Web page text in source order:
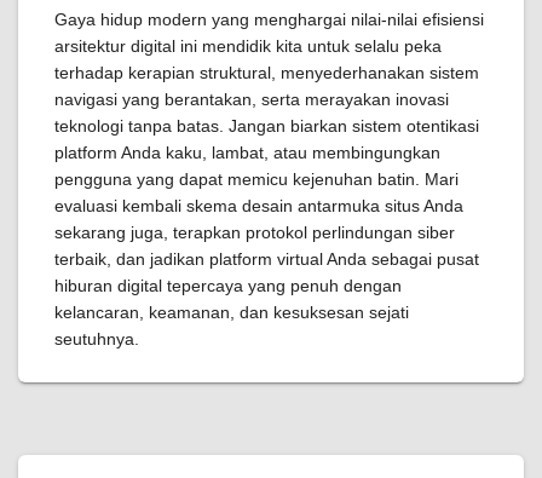
Gaya hidup modern yang menghargai nilai-nilai efisiensi
arsitektur digital ini mendidik kita untuk selalu peka
terhadap kerapian struktural, menyederhanakan sistem
navigasi yang berantakan, serta merayakan inovasi
teknologi tanpa batas. Jangan biarkan sistem otentikasi
platform Anda kaku, lambat, atau membingungkan
pengguna yang dapat memicu kejenuhan batin. Mari
evaluasi kembali skema desain antarmuka situs Anda
sekarang juga, terapkan protokol perlindungan siber
terbaik, dan jadikan platform virtual Anda sebagai pusat
hiburan digital tepercaya yang penuh dengan
kelancaran, keamanan, dan kesuksesan sejati
seutuhnya.